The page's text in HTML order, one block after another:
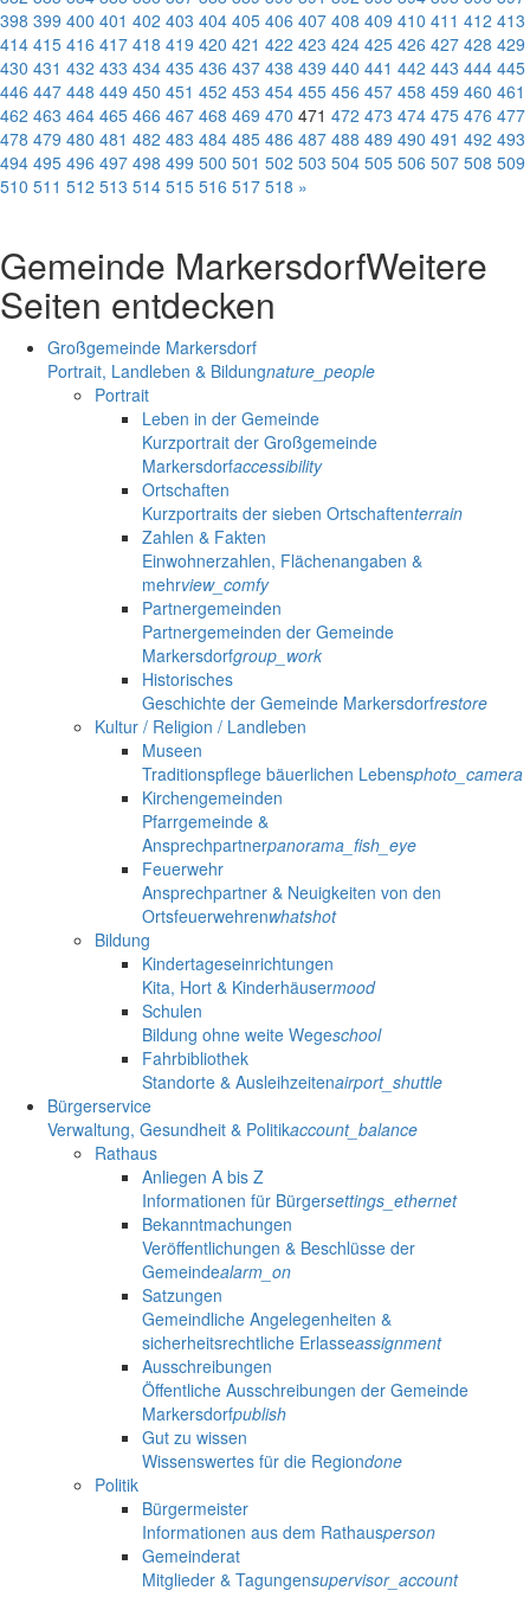
398 399 400 401 402 403 404 405 406 407 408 409 410 411 412 413
414 415 416 417 418 419 420 421 422 423 424 425 426 427 428 429
430 431 432 433 434 435 436 437 438 439 440 441 442 443 444 445
446 447 448 449 450 451 452 453 454 455 456 457 458 459 460 461
462 463 464 465 466 467 468 469 470 471 472 473 474 475 476 477
478 479 480 481 482 483 484 485 486 487 488 489 490 491 492 493
494 495 496 497 498 499 500 501 502 503 504 505 506 507 508 509
510 511 512 513 514 515 516 517 518 »
Gemeinde MarkersdorfWeitere
Seiten entdecken
Großgemeinde Markersdorf
Portrait, Landleben & Bildungnature_people
Portrait
Leben in der Gemeinde
Kurzportrait der Großgemeinde
Markersdorfaccessibility
Ortschaften
Kurzportraits der sieben Ortschaftenterrain
Zahlen & Fakten
Einwohnerzahlen, Flächenangaben &
mehrview_comfy
Partnergemeinden
Partnergemeinden der Gemeinde
Markersdorfgroup_work
Historisches
Geschichte der Gemeinde Markersdorfrestore
Kultur / Religion / Landleben
Museen
Traditionspflege bäuerlichen Lebensphoto_camera
Kirchengemeinden
Pfarrgemeinde &
Ansprechpartnerpanorama_fish_eye
Feuerwehr
Ansprechpartner & Neuigkeiten von den
Ortsfeuerwehrenwhatshot
Bildung
Kindertageseinrichtungen
Kita, Hort & Kinderhäusermood
Schulen
Bildung ohne weite Wegeschool
Fahrbibliothek
Standorte & Ausleihzeitenairport_shuttle
Bürgerservice
Verwaltung, Gesundheit & Politikaccount_balance
Rathaus
Anliegen A bis Z
Informationen für Bürgersettings_ethernet
Bekanntmachungen
Veröffentlichungen & Beschlüsse der
Gemeindealarm_on
Satzungen
Gemeindliche Angelegenheiten &
sicherheitsrechtliche Erlasseassignment
Ausschreibungen
Öffentliche Ausschreibungen der Gemeinde
Markersdorfpublish
Gut zu wissen
Wissenswertes für die Regiondone
Politik
Bürgermeister
Informationen aus dem Rathausperson
Gemeinderat
Mitglieder & Tagungensupervisor_account